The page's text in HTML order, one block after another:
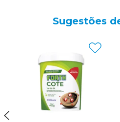
Sugestões